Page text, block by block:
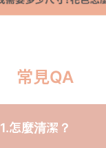
常見QA
1.怎麼清潔？